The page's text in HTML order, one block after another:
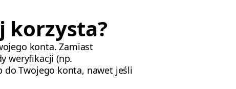
korzysta?
konta. Zamiast
weryfikacji (np.
do Twojego konta, nawet jeśli